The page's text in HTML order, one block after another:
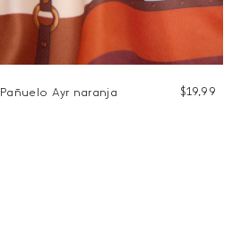
Pañuelo Ayr naranja $19 99